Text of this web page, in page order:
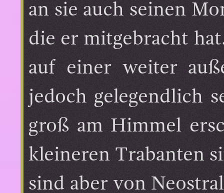
an sie auch seinen
die er mitgebracht
auf einer weiter
jedoch gelegendlich
groß am Himmel
kleineren Trabanten
sind aber von